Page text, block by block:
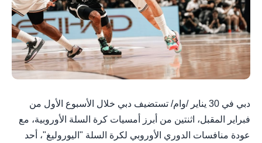
دبي في 30 يناير /وام/ تستضيف دبي خلال الأسبوع الأول من
فبراير المقبل، اثنتين من أبرز أمسيات كرة السلة الأوروبية، مع
عودة منافسات الدوري الأوروبي لكرة السلة "اليوروليغ"، أحد